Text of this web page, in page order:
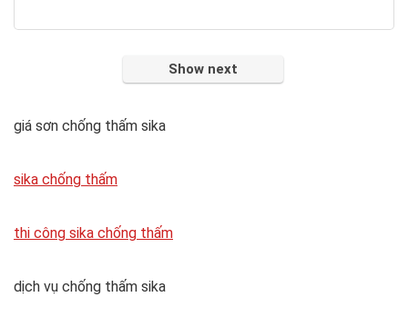
Show next
giá sơn chống thấm sika
sika chống thấm
thi công sika chống thấm
dịch vụ chống thấm sika